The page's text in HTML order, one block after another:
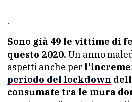
.
Sono già 49 le vittime di
questo 2020. Un anno
aspetti anche per
periodo del lockdown
consumate tra le mura